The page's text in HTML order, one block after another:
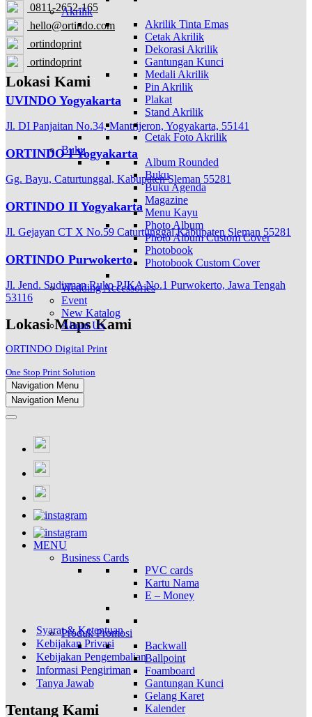
Akrilik
Akrilik Tinta Emas
Cetak Akrilik
Dekorasi Akrilik
Gantungan Kunci
Medali Akrilik
Pin Akrilik
Plakat
Stand Akrilik
Cetak Foto Akrilik
Buku
Album Rounded
Buku
Buku Agenda
Magazine
Menu Kayu
Photo Album
Photo Album Custom Cover
Photobook
Photobook Custom Cover
Wedding Accessories
Event
New Katalog
About Us
ORTINDO Digital Print
One Stop Print Solution
Navigation Menu
Navigation Menu
MENU
Business Cards
PVC cards
Kartu Nama
E – Money
Produk Promosi
Backwall
Ballpoint
Foamboard
Gantungan Kunci
Gelang Karet
Kalender
0811-2652-165
hello@ortindo.com
ortindoprint
ortindoprint
Lokasi Kami
UVINDO Yogyakarta
Jl. DI Panjaitan No.34, Mantrijeron, Yogyakarta, 55141
ORTINDO I Yogyakarta
Gg. Bayu, Caturtunggal, Kabupaten Sleman 55281
ORTINDO II Yogyakarta
Jl. Gejayan CT X No.59 Caturtunggal Kabupaten Sleman 55281
ORTINDO Purwokerto
Jl. Jend. Sudirman Ruko PJKA No.1 Purwokerto, Jawa Tengah
53116
Lokasi Maps Kami
Syarat & Ketentuan
Kebijakan Privasi
Kebijakan Pengembalian
Informasi Pengiriman
Tanya Jawab
Tentang Kami